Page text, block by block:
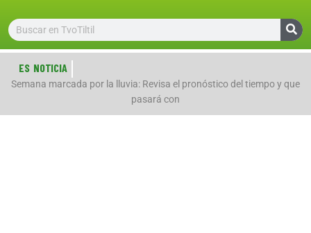
ES NOTICIA
Semana marcada por la lluvia: Revisa el pronóstico del tiempo y que
pasará con